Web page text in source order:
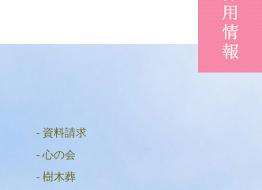
2024年4月
2024年3月
資料請求
心の会
樹木葬